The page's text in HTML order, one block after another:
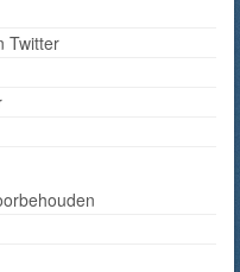
Twitter